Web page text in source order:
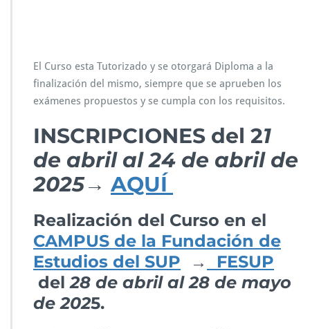
El Curso esta Tutorizado y se otorgará Diploma a la
finalización del mismo, siempre que se aprueben los
exámenes propuestos y se cumpla con los requisitos.
INSCRIPCIONES del 21
de abril al 24 de abril de
2025→ AQUÍ
Realización del Curso en el
CAMPUS de la Fundación de
Estudios del SUP →
FESUP
del28 de abril al 28 de mayo
de 2025.